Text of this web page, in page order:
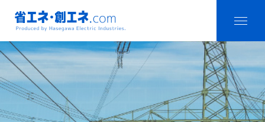
省エネ・創エ
ネ.com
Produced by
Hasegawa